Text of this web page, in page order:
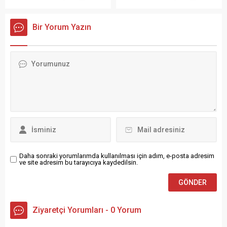
da yaralanma
yaşanmazken, evde maddi
Topdağı Caddesi üzerinde
Bir Yorum Yazın
Daha sonraki yorumlarımda kullanılması için adım, e-posta adresim
ve site adresim bu tarayıcıya kaydedilsin.
Ziyaretçi Yorumları - 0 Yorum